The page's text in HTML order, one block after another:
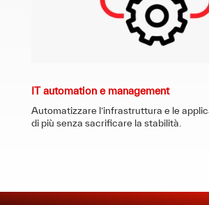
IT automation e management
Automatizzare l’infrastruttura e le
di più senza sacrificare la stabilità.